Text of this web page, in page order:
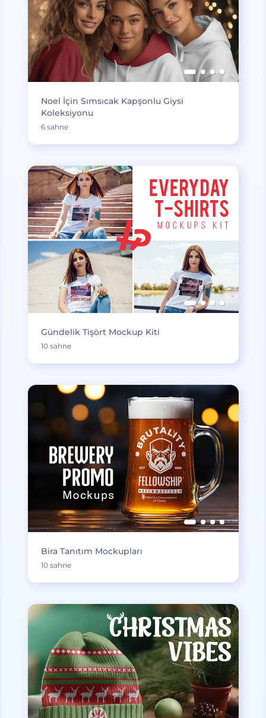
Noel İçin Sımsıcak Kapşonlu Giysi
Koleksiyonu
6 sahne
Gündelik Tişört Mockup Kiti
10 sahne
Bira Tanıtım Mockupları
10 sahne